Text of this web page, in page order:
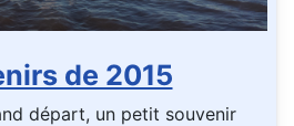
de 2015
départ, un petit souvenir